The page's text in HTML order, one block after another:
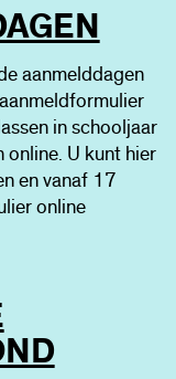
aanmelddagen
in schooljaar
U kunt hier
en vanaf 17
online